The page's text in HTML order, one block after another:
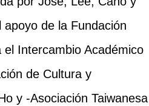
de la Fundación
Intercambio Académico
de Cultura y
y -Asociación Taiwanesa